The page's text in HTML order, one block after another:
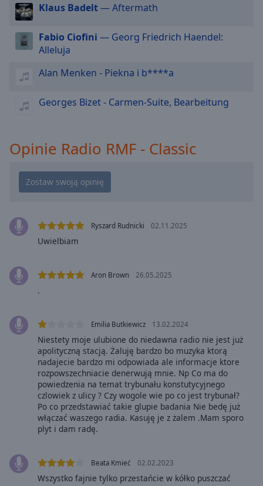
window.
Text
Background
Color
Opacity
Caption
Area
Color
Font
Family
Klaus Badelt— Aftermath
Fabio Ciofini — Georg Friedrich Haendel:
Alleluja
Alan Menken - Piekna i b****a
Georges Bizet - Carmen-Suite, Bearbeitung
Opinie Radio RMF - Classic
Ryszard Rudnicki 02.11.2025
Uwielbiam
Aron Brown 26.05.2025
.
Emilia Butkiewicz 13.02.2024
Niestety moje ulubione do niedawna radio nie jest już
apolityczną stacją. Żaluję bardzo bo muzyka ktorą
nadajecie bardzo mi odpowiada ale informacje ktore
rozpowszechniacie denerwują mnie. Np Co ma do
powiedzenia na temat trybunału konstutycyjnego
czlowiek z ulicy ? Czy wogole wie po co jest trybunał?
Po co przedstawiać takie glupie badania Nie bedę już
włączać waszego radia. Kasuję je z żalem .Mam sporo
plyt i dam radę.
Beata Kmieć 02.02.2023
Wszystko fajnie tylko przestańcie w kółko puszczać